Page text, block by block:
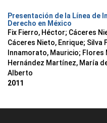
Presentación de la Línea de
Derecho en México
Fix Fierro, Héctor; Cáceres
Cáceres Nieto, Enrique; Silva
Innamorato, Mauricio; Flores
Hernández Martínez, María
Alberto
2011